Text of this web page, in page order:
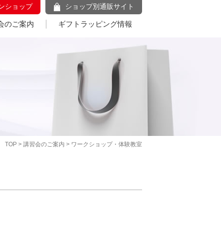
ショップ ショップ別通販サイト
のご案内 ギフトラッピング情報
TOP > 講習会のご案内 > ワークショップ・体験教室